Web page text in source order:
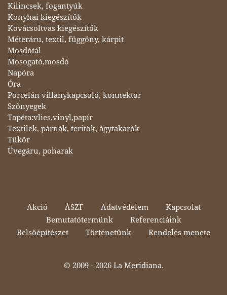
Kilincsek, fogantyúk
Konyhai kiegészítők
Kovácsoltvas kiegészítők
Méteráru, textil, függöny, kárpit
Mosdótál
Mosogató,mosdó
Napóra
Óra
Porcelán villanykapcsoló, konnektor
Szőnyegek
Tapéta:vlies,vinyl,papír
Textilek, párnák, teritők, ágytakarók
Tükör
Üvegáru, poharak
Akció ÁSZF Adatvédelem
Kapcsolat
Bemutatótermünk
Referenciáink
Belsőépítészet
Történetünk Rendelés menete
© 2009 - 2026 La Meridiana.